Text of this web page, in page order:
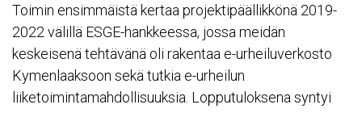
Toimin ensimmäistä kertaa projektipäällikkönä 2019-
2022 välillä ESGE-hankkeessa, jossa meidän
keskeisenä tehtävänä oli rakentaa e-urheiluverkosto
Kymenlaaksoon sekä tutkia e-urheilun
liiketoimintamahdollisuuksia. Lopputuloksena syntyi